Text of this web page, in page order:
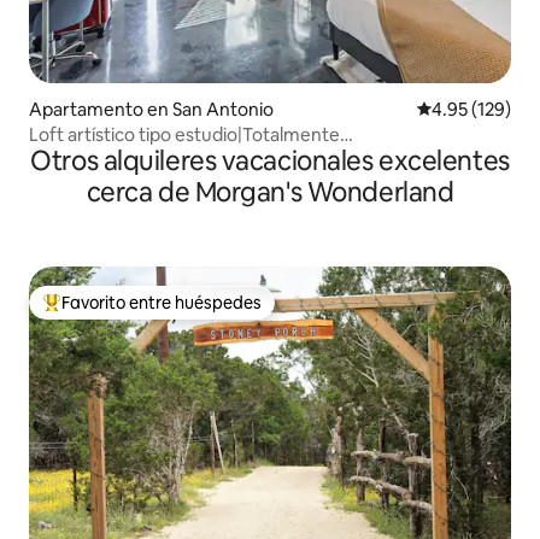
Apartamento en San Antonio Calificación
4.95 (129)
Loft artístico tipo estudio|Totalmente
equipado|Azotea|Alamodome
Otros alquileres vacacionales excelentes
cerca de Morgan's Wonderland
Favorito entre huéspedes preferido
Favorito entre huéspedes